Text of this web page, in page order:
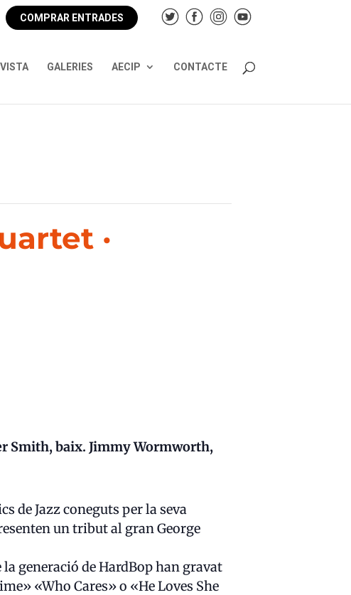
COMPRAR ENTRADES
GALERIES AECIP CONTACTE
·
Smith, baix. Jimmy Wormworth,
de Jazz coneguts per la seva
un tribut al gran George
generació de HardBop han gravat
«Who Cares» o «He Loves She